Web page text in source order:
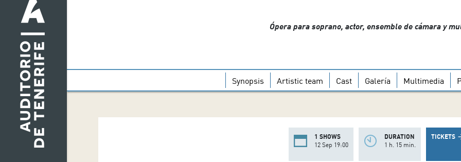
Ópera para soprano, actor, ensemble de cámara y
Synopsis Artistic team Cast Galería Multimedia
1 SHOWS
12 Sep 19:00
DURATION
1 h. 15 min.
TICKETS